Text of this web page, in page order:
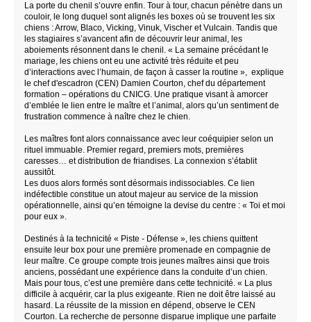
La porte du chenil s’ouvre enfin. Tour à tour, chacun pénètre dans un
couloir, le long duquel sont alignés les boxes où se trouvent les six
chiens : Arrow, Blaco, Vicking, Vinuk, Vischer et Vulcain. Tandis que
les stagiaires s’avancent afin de découvrir leur animal, les
aboiements résonnent dans le chenil. « La semaine précédant le
mariage, les chiens ont eu une activité très réduite et peu
d’interactions avec l’humain, de façon à casser la routine », explique
le chef d'escadron (CEN) Damien Courton, chef du département
formation – opérations du CNICG. Une pratique visant à amorcer
d’emblée le lien entre le maître et l’animal, alors qu’un sentiment de
frustration commence à naître chez le chien.
Les maîtres font alors connaissance avec leur coéquipier selon un
rituel immuable. Premier regard, premiers mots, premières
caresses… et distribution de friandises. La connexion s’établit
aussitôt.
Les duos alors formés sont désormais indissociables. Ce lien
indéfectible constitue un atout majeur au service de la mission
opérationnelle, ainsi qu’en témoigne la devise du centre : « Toi et moi
pour eux ».
Destinés à la technicité « Piste - Défense », les chiens quittent
ensuite leur box pour une première promenade en compagnie de
leur maître. Ce groupe compte trois jeunes maîtres ainsi que trois
anciens, possédant une expérience dans la conduite d’un chien.
Mais pour tous, c’est une première dans cette technicité. « La plus
difficile à acquérir, car la plus exigeante. Rien ne doit être laissé au
hasard. La réussite de la mission en dépend, observe le CEN
Courton. La recherche de personne disparue implique une parfaite